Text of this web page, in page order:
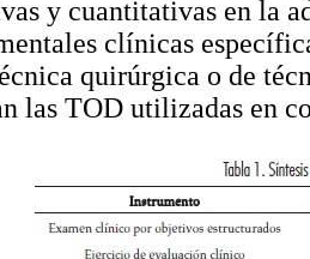
y cuantitativas en la
clínicas
quirúrgica o de
las TOD utilizadas en